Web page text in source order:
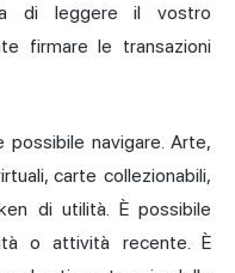
di leggere il vostro
firmare le transazioni
navigare. Arte,
carte collezionabili,
di utilità. È possibile
o attività recente. È